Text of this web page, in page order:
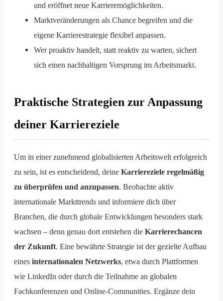
und eröffnet neue Karrieremöglichkeiten.
Marktveränderungen als Chance begreifen und die
eigene Karrierestrategie flexibel anpassen.
Wer proaktiv handelt, statt reaktiv zu warten, sichert
sich einen nachhaltigen Vorsprung im Arbeitsmarkt.
Praktische Strategien zur Anpassung
deiner Karriereziele
Um in einer zunehmend globalisierten Arbeitswelt erfolgreich
zu sein, ist es entscheidend, deine Karriereziele regelmäßig
zu überprüfen und anzupassen. Beobachte aktiv
internationale Markttrends und informiere dich über
Branchen, die durch globale Entwicklungen besonders stark
wachsen – denn genau dort entstehen die Karrierechancen
der Zukunft. Eine bewährte Strategie ist der gezielte Aufbau
eines internationalen Netzwerks, etwa durch Plattformen
wie LinkedIn oder durch die Teilnahme an globalen
Fachkonferenzen und Online-Communities. Ergänze dein